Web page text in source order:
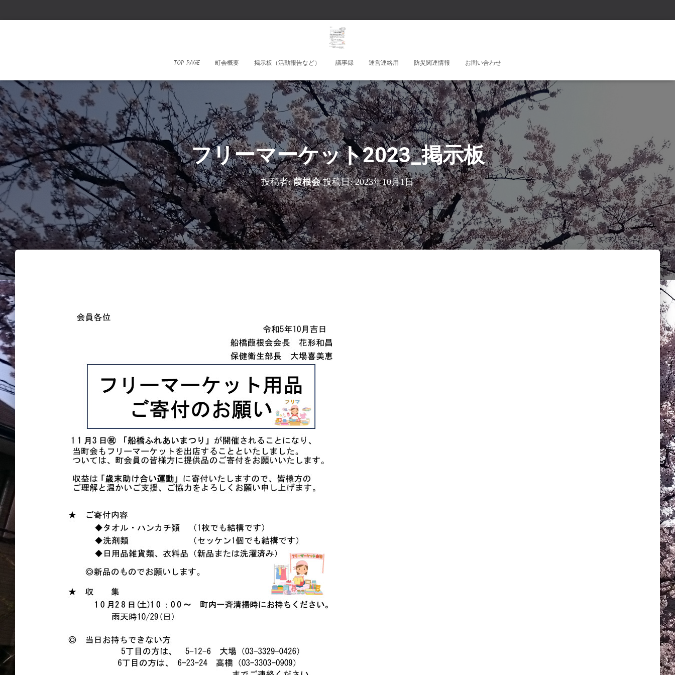
TOP PAGE 町会概要 掲示板（活動報告など） 議事録 運営連絡用 防災関連情報 お問い合わせ
フリーマーケット2023_掲示板
投稿者:葭根会投稿日:2023年10月1日